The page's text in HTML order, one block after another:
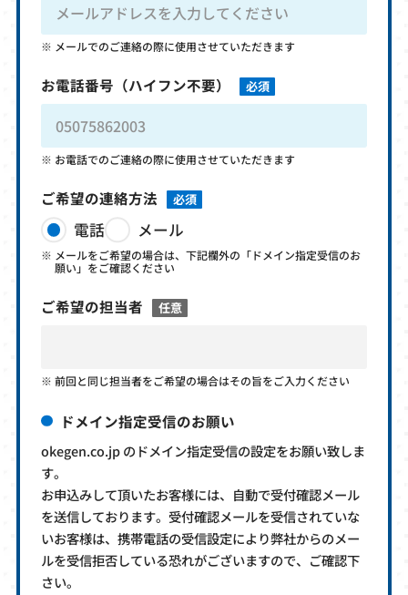
メールでのご連絡の際に使用させていただきます
お電話番号 （ハイフン不要） 必須
お電話でのご連絡の際に使用させていただきます
ご希望の連絡方法 必須
電話 メール
メールをご希望の場合は、下記欄外の「ドメイン指定受信のお
願い」をご確認ください
ご希望の担当者 任意
前回と同じ担当者をご希望の場合はその旨をご入力ください
ドメイン指定受信のお願い
okegen.co.jp のドメイン指定受信の設定をお願い致しま
す。
お申込みして頂いたお客様には、自動で受付確認メール
を送信しております。受付確認メールを受信されていな
いお客様は、携帯電話の受信設定により弊社からのメー
ルを受信拒否している恐れがございますので、ご確認下
さい。